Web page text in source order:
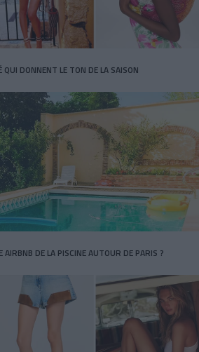
QUI DONNENT LE TON DE LA SAISON
AIRBNB DE LA PISCINE AUTOUR DE PARIS ?